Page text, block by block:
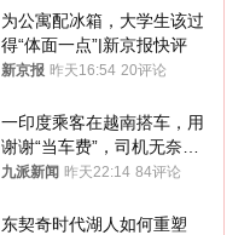
为公寓配冰箱，大学生该过
得“体面一点”|新京报快评
新京报 昨天16:54 20评论
一印度乘客在越南搭车，用
谢谢“当车费”，司机无奈发
笑；印度网友：不代表印度
九派新闻 昨天22:14 84评论
东契奇时代湖人如何重塑